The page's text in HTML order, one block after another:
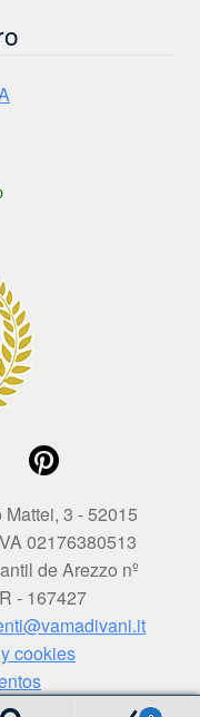
3 - 52015
02176380513
de Arezzo nº
- 167427
cookies